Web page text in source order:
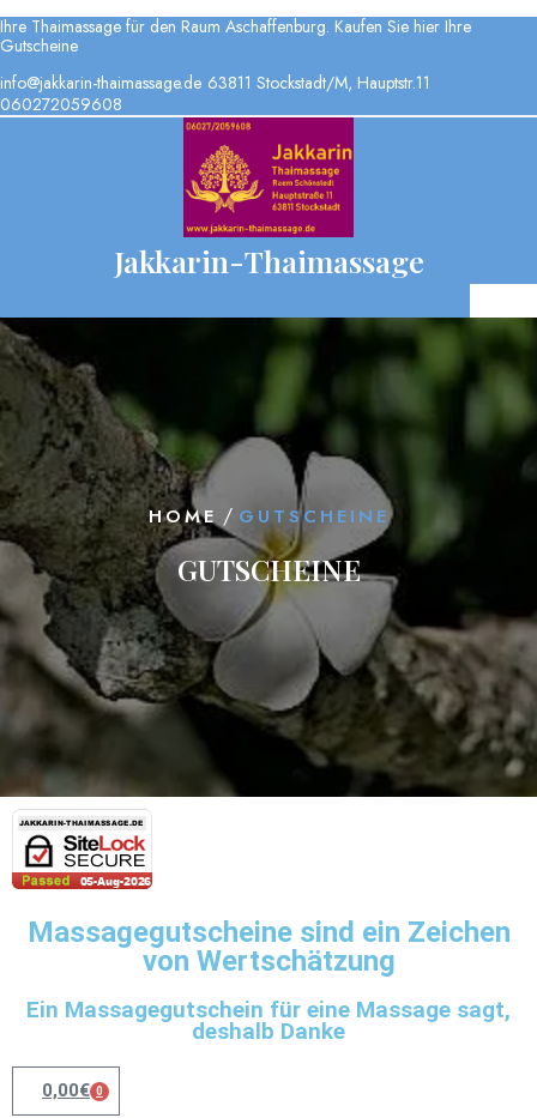
Ihre Thaimassage für den Raum Aschaffenburg. Kaufen Sie hier Ihre
Gutscheine
info@jakkarin-thaimassage.de 63811 Stockstadt/M, Hauptstr.11
060272059608
Jakkarin-Thaimassage
HOME / GUTSCHEINE
GUTSCHEINE
Massagegutscheine sind ein Zeichen
von Wertschätzung
Ein Massagegutschein für eine Massage sagt,
deshalb Danke
0,00€ 0